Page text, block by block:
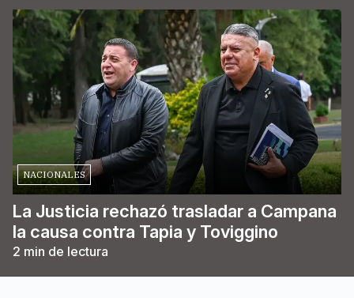
NACIONALES
La Justicia rechazó trasladar a Campana
la causa contra Tapia y Toviggino
2 min de lectura